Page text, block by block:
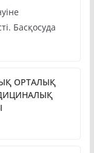
Басқосуда
ОРТАЛЫҚ